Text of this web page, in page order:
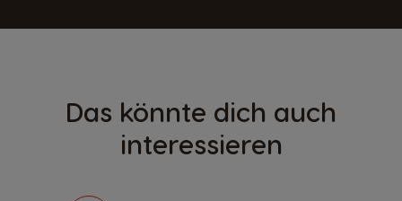
Das könnte dich auch
interessieren